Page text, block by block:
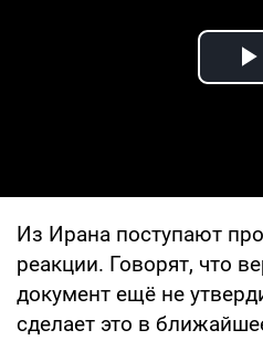
Из Ирана поступают
реакции. Говорят, что
документ ещё не
сделает это в